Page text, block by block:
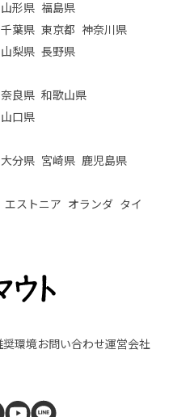
山形県 福島県
千葉県 東京都 神奈川県
山梨県 長野県
奈良県 和歌山県
山口県
大分県 宮崎県 鹿児島県
エストニア オランダ タイ
奨環境お問い合わせ運営会社